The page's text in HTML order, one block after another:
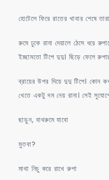
হোটেলে ফিরে রাতের খাবার শেষে
রুমে ঢুকে রানা দেয়ালে ঠেসে ধরে
ইচ্ছামতো টিপে দুদু। ছিড়ে ফেলে রুপার
ব্রায়ের উপর দিয়ে দুদু টিপে। কোন
খেতে একটু দম নেয় রানা। সেই
ছাড়ুন, বাথরুমে যাবো
মুতবা?
মাথা নিচু করে রাখে রুপা